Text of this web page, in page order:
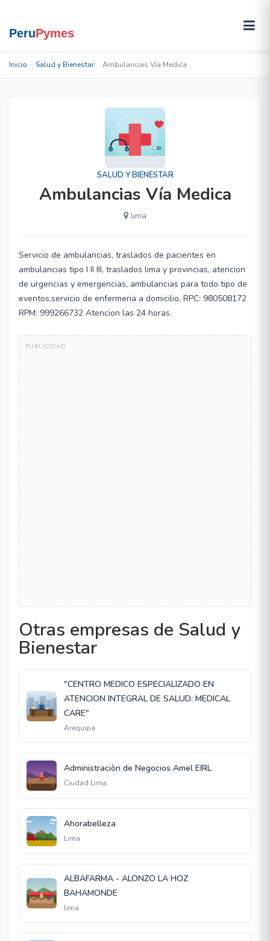
Inicio Salud y Bienestar Ambulancias Vía Medica
SALUD Y BIENESTAR
Ambulancias Vía Medica
lima
Servicio de ambulancias, traslados de pacientes en
ambulancias tipo I II III, traslados lima y provincias, atencion
de urgencias y emergencias, ambulancias para todo tipo de
eventos,servicio de enfermeria a domicilio, RPC: 980508172
RPM: 999266732 Atencion las 24 horas.
Otras empresas de Salud y
Bienestar
"CENTRO MEDICO ESPECIALIZADO EN
ATENCION INTEGRAL DE SALUD: MEDICAL
CARE"
Arequipa
Administraciòn de Negocios Amel EIRL
Ciudad Lima
Ahorabelleza
Lima
ALBAFARMA - ALONZO LA HOZ
BAHAMONDE
lima